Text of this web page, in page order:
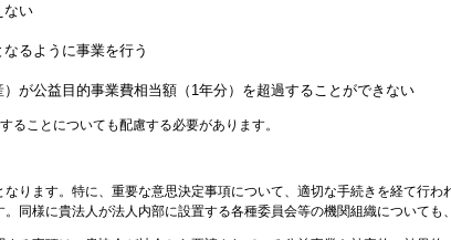
ない
るように事業を行う
が公益目的事業費相当額（1年分）を超過することができない
ことについても配慮する必要があります。
ります。特に、重要な意思決定事項について、適切な手続きを経て行
同様に貴法人が法人内部に設置する各種委員会等の機関組織についても